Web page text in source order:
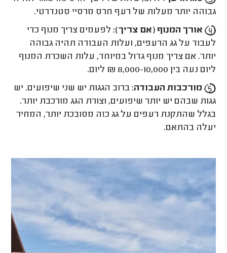
גבוהה יותר מעלות של רעף חרס מרסיי סטנדרטי.
אורך המנוף (אם צריך): לפעמים צריך מנוף כדי
לעבוד על גג הרעפים, ועלות העבודה תהיה גבוהה
יותר. אם צריך מנוף גדול במיוחד, עלות השכרת המנוף
ליום נעה בין 8,000-10,000 ₪ ליום.
מורכבות העבודה: ברוב הגגות יש שני שיפועים. יש
גגות שבהם יש יותר שיפועים, וצורת הגג מורכבת יותר.
בגלל שהתקנת רעפים על גג כזה מסובכת יותר, המחיר
יעלה בהתאם.